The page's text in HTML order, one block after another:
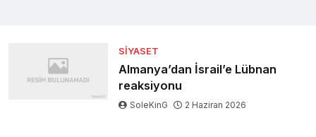
SIYASET
Almanya’dan İsrail’e Lübnan
reaksiyonu
SoleKinG 2 Haziran 2026